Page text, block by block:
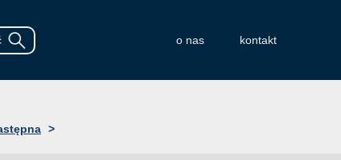
o nas kontakt
>